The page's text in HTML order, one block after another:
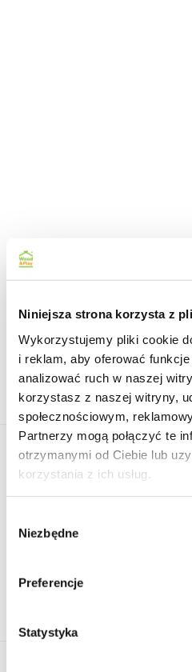
Niniejsza strona korzysta z
Wykorzystujemy pliki cookie
i reklam, aby oferować
analizować ruch w naszej
korzystasz z naszej witryny,
społecznościowym,
Partnerzy mogą połączyć te
otrzymanymi od Ciebie lub
korzystania z ich usług.
zgody
Niezbędne
Preferencje
Statystyka
Zadaszenie tarasu Proste 350
zadaszenie o wymiarach 350 x
auto lub strefę wejścia przed
Orynnowanie
Opierzenie (Gąsiory
Deska
wiatrowa/czołowa
4000 mm